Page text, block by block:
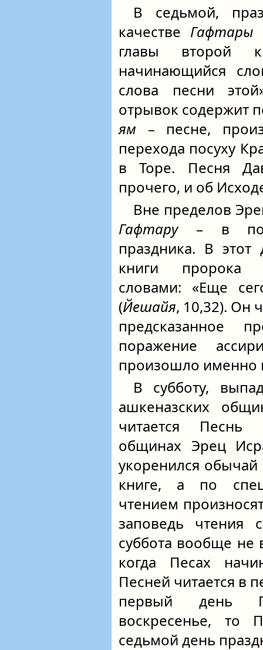
В седьмой,
качестве Гафтары
главы второй
начинающийся
слова песни
отрывок содержит
ям – песне,
перехода посуху
в Торе. Песня
прочего, и об
Вне пределов
Гафтару– в
праздника. В этот
книги пророка
словами: «Еще
(Йешайя, 10,32). Он
предсказанное
поражение
произошло именно
В субботу,
ашкеназских
читается Песнь
общинах Эрец
укоренился
книге, а по
чтением
заповедь чтения
суббота вообще не
когда Песах
Песней читается в
первый день
воскресенье, то
седьмой день